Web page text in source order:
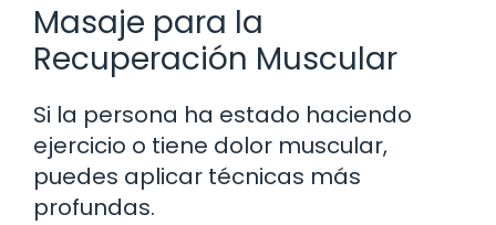
Masaje para la
Recuperación Muscular
Si la persona ha estado haciendo
ejercicio o tiene dolor muscular,
puedes aplicar técnicas más
profundas.